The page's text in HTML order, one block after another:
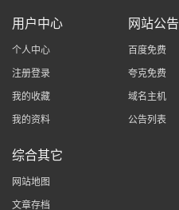
用户中心
个人中心
注册登录
我的收藏
我的资料
网站公告
百度免费
夸克免费
域名主机
公告列表
综合其它
网站地图
文章存档